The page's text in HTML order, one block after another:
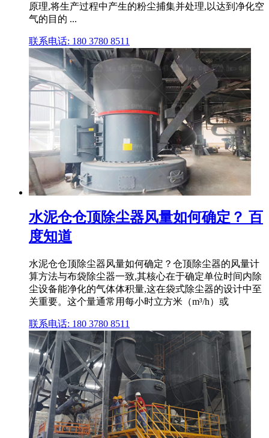
原理,将生产过程中产生的粉尘捕集并处理,以达到净化空
气的目的 ...
联系电话: 180 3780 8511
水泥仓仓顶除尘器风量如何确定？ 百
度知道
水泥仓仓顶除尘器风量如何确定？仓顶除尘器的风量计
算方法与布袋除尘器一致,其核心在于确定单位时间内除
尘设备能净化的气体体积量,这在袋式除尘器的设计中至
关重要。这个量通常用每小时立方米（m³/h）或
联系电话: 180 3780 8511